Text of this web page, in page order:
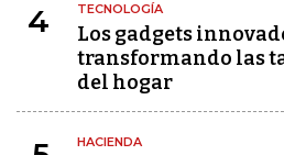
4 TECNOLOGÍA
Los gadgets
transformando las
del hogar
HACIENDA